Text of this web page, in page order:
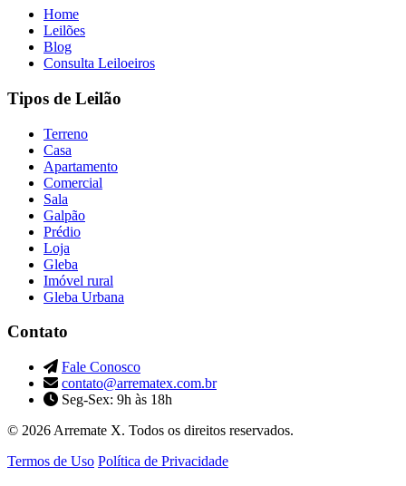
Home
Leilões
Blog
Consulta Leiloeiros
Tipos de Leilão
Terreno
Casa
Apartamento
Comercial
Sala
Galpão
Prédio
Loja
Gleba
Imóvel rural
Gleba Urbana
Contato
Fale Conosco
contato@arrematex.com.br
Seg-Sex: 9h às 18h
© 2026 Arremate X. Todos os direitos reservados.
Termos de Uso Política de Privacidade